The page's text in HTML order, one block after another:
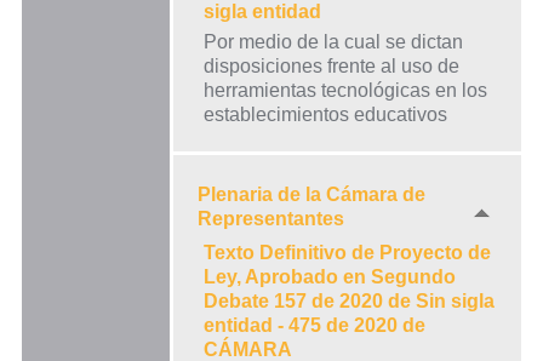
sigla entidad
Por medio de la cual se dictan
disposiciones frente al uso de
herramientas tecnológicas en los
establecimientos educativos
Plenaria de la Cámara de
Representantes
Texto Definitivo de Proyecto de
Ley, Aprobado en Segundo
Debate 157 de 2020 de Sin sigla
entidad - 475 de 2020 de
CÁMARA